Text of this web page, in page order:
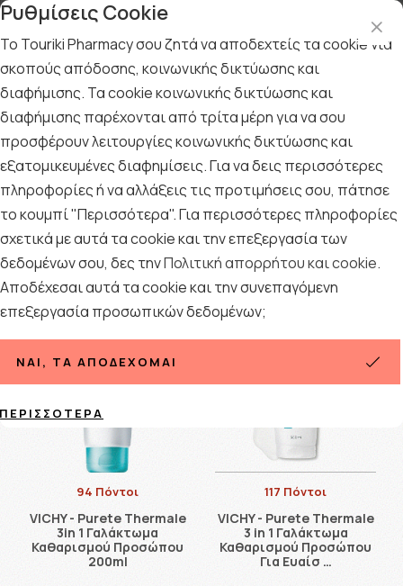
Αρχική / Εταιρίες / Vichy / Vichy Purete Thermale
Vichy Purete Thermale
Ταξινόμηση
94 Πόντοι
VICHY - Purete Thermale
3in 1 Γαλάκτωμα
Καθαρισμού Προσώπου
200ml
117 Πόντοι
VICHY - Purete Thermale
3 in 1 Γαλάκτωμα
Καθαρισμού Προσώπου
Για Ευαίσ …
Ρυθμίσεις Cookie
Το Touriki Pharmacy σου ζητά να αποδεχτείς τα cookie για
σκοπούς απόδοσης, κοινωνικής δικτύωσης και
διαφήμισης. Τα cookie κοινωνικής δικτύωσης και
διαφήμισης παρέχονται από τρίτα μέρη για να σου
προσφέρουν λειτουργίες κοινωνικής δικτύωσης και
εξατομικευμένες διαφημίσεις. Για να δεις περισσότερες
πληροφορίες ή να αλλάξεις τις προτιμήσεις σου, πάτησε
το κουμπί "Περισσότερα". Για περισσότερες πληροφορίες
σχετικά με αυτά τα cookie και την επεξεργασία των
δεδομένων σου, δες τηνΠολιτική απορρήτου και cookie.
Αποδέχεσαι αυτά τα cookie και την συνεπαγόμενη
επεξεργασία προσωπικών δεδομένων;
ΝΑΙ, ΤΑ ΑΠΟΔΈΧΟΜΑΙ
ΠΕΡΙΣΣΌΤΕΡΑ